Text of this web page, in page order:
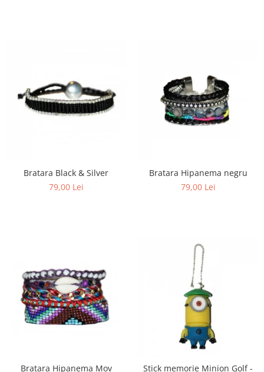
Bratara Black & Silver
79,00 Lei
Bratara Hipanema negru
79,00 Lei
Bratara Hipanema Mov
Stick memorie Minion Golf -